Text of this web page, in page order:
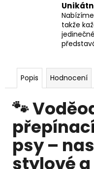
takže
Popis Hodnocení
🐾
psy –
stylové